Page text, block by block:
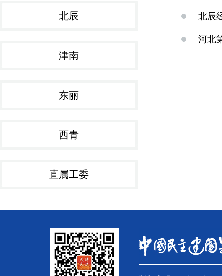
北辰
津南
东丽
西青
直属工委
北辰
河北